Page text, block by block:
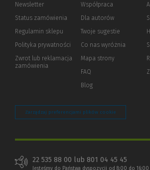
Newsletter
Status zamówienia
Regulamin sklepu
Polityka prywatności (Nowe
(Link
innej
Zwrot lub reklamacja
zamówienia
Współpraca
Dla autorów(Nowe
(Link
innej
strony)
Twoje sugestie
Co nas wyróżnia
Mapa strony
FAQ
Blog
Zarządzaj preferencjami plików cookie
22 535 88 00 lub 801 04 45 45
Jesteśmy do Państwa dyspozycji od 8:00 do 16:00